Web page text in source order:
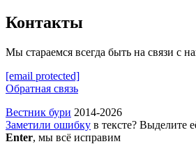
Контакты
Мы стараемся всегда быть на связи с
[email protected]
Обратная связь
Вестник бури 2014-2026
Заметили ошибку в тексте? Выделите
Enter, мы всё исправим